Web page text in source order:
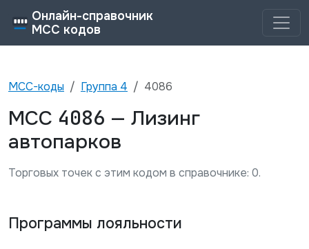
Онлайн-справочник
MCC кодов
MCC-коды Группа 4 4086
MCC 4086 — Лизинг
автопарков
Торговых точек с этим кодом в справочнике: 0.
Программы лояльности